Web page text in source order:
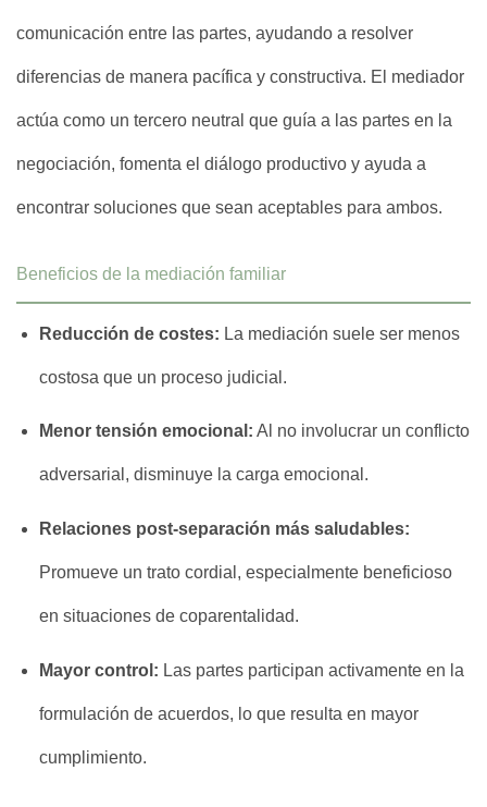
comunicación entre las partes, ayudando a resolver
diferencias de manera pacífica y constructiva. El mediador
actúa como un tercero neutral que guía a las partes en la
negociación, fomenta el diálogo productivo y ayuda a
encontrar soluciones que sean aceptables para ambos.
Beneficios de la mediación familiar
Reducción de costes: La mediación suele ser menos
costosa que un proceso judicial.
Menor tensión emocional: Al no involucrar un conflicto
adversarial, disminuye la carga emocional.
Relaciones post-separación más saludables:
Promueve un trato cordial, especialmente beneficioso
en situaciones de coparentalidad.
Mayor control: Las partes participan activamente en la
formulación de acuerdos, lo que resulta en mayor
cumplimiento.